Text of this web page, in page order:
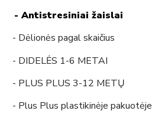
- Antistresiniai žaislai
- Dėlionės pagal skaičius
- DIDELĖS 1-6 METAI
- PLUS PLUS 3-12 METŲ
- Plus Plus plastikinėje pakuotėje